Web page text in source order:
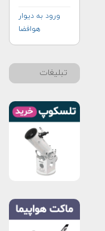
ورود به دیوار
هوافضا
تبلیغات